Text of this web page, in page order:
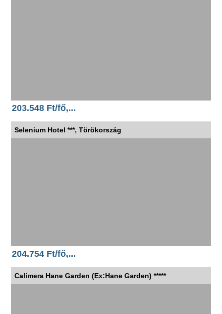
203.548 Ft/fő,...
Selenium Hotel ***, Törökország
204.754 Ft/fő,...
Calimera Hane Garden (Ex:Hane Garden) *****